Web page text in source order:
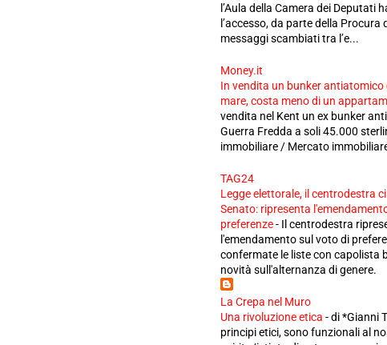
l’Aula della Camera dei Deputati
l’accesso, da parte della Procura
messaggi scambiati tra l’e...
Money.it
In vendita un bunker antiatomico
mare, costa meno di un
vendita nel Kent un ex bunker
Guerra Fredda a soli 45.000
immobiliare / Mercato
TAG24
Legge elettorale, il centrodestra
Senato: ripresenta
preferenze- Il centrodestra
l'emendamento sul voto di
confermate le liste con capolista
novità sull'alternanza di genere.
La Crepa nel Muro
Una rivoluzione etica -di *Gianni
principi etici, sono funzionali al